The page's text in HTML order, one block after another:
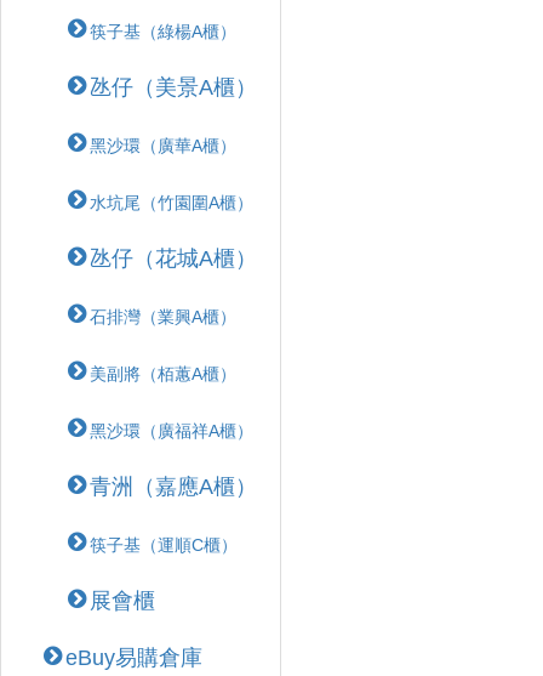
筷子基（綠楊A櫃）
氹仔（美景A櫃）
黑沙環（廣華A櫃）
水坑尾（竹園圍A櫃）
氹仔（花城A櫃）
石排灣（業興A櫃）
美副將（栢蕙A櫃）
黑沙環（廣福祥A櫃）
青洲（嘉應A櫃）
筷子基（運順C櫃）
展會櫃
eBuy易購倉庫